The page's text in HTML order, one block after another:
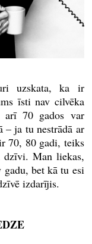
uzskata, ka ir
īsti nav cilvēka
arī 70 gados var
– ja tu nestrādā ar
70, 80 gadi, teiks
dzīvi. Man liekas,
bet kā tu esi
izdarījis.